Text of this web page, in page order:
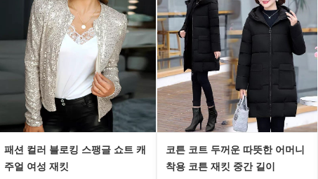
패션 컬러 블로킹 스팽글 쇼트 캐
주얼 여성 재킷
코튼 코트 두꺼운 따뜻한 어머니
착용 코튼 재킷 중간 길이